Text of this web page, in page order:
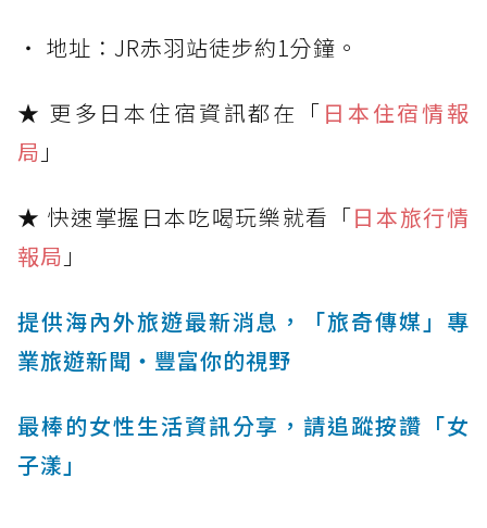
‧ 地址：JR赤羽站徒步約1分鐘。
★ 更多日本住宿資訊都在「 日本住宿情報
局 」
★ 快速掌握日本吃喝玩樂就看「日本旅行情
報局 」
提供海內外旅遊最新消息，「旅奇傳媒」專
業旅遊新聞‧豐富你的視野
最棒的女性生活資訊分享，請追蹤按讚「女
子漾」